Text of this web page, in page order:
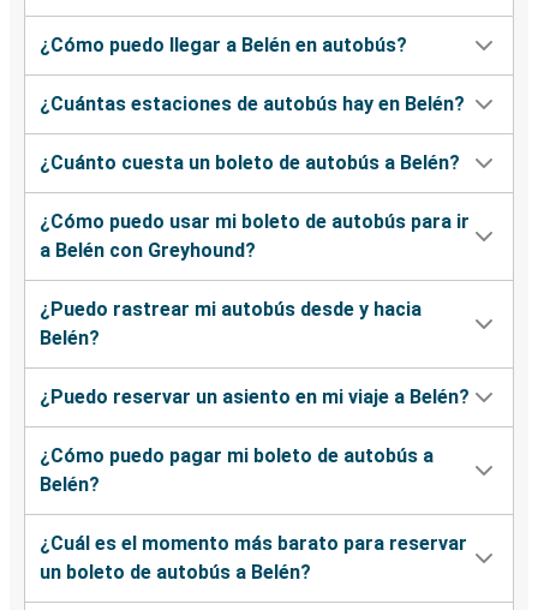
¿Cómo puedo llegar a Belén en autobús?
¿Cuántas estaciones de autobús hay en Belén?
¿Cuánto cuesta un boleto de autobús a Belén?
¿Cómo puedo usar mi boleto de autobús para ir
a Belén con Greyhound?
¿Puedo rastrear mi autobús desde y hacia
Belén?
¿Puedo reservar un asiento en mi viaje a Belén?
¿Cómo puedo pagar mi boleto de autobús a
Belén?
¿Cuál es el momento más barato para reservar
un boleto de autobús a Belén?